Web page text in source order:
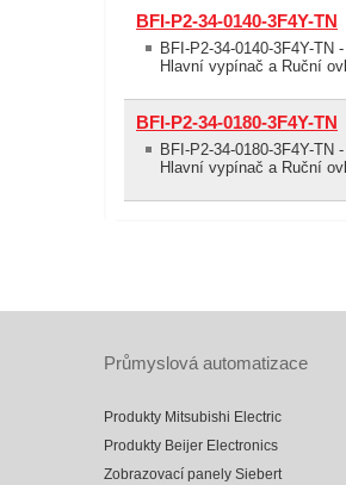
BFI-P2-34-0140-3F4Y-TN
BFI-P2-34-0140-3F4Y-
Hlavní vypínač a Ruční
BFI-P2-34-0180-3F4Y-TN
BFI-P2-34-0180-3F4Y-
Hlavní vypínač a Ruční
Průmyslová automatizace
Produkty Mitsubishi Electric
Produkty Beijer Electronics
Zobrazovací panely Siebert